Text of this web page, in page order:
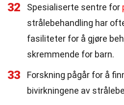
32 Spesialiserte sentre for
strålebehandling har
fasiliteter for å gjøre
skremmende for barn.
33
Forskning pågår for å
bivirkningene av